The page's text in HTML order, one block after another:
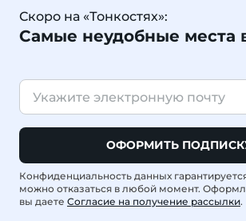
Скоро на «Тонкостях»:
Самые неудобные места
ОФОРМИТЬ
Конфиденциальность данных
можно отказаться в любой момент.
вы даете Согласие на получение рассылки.